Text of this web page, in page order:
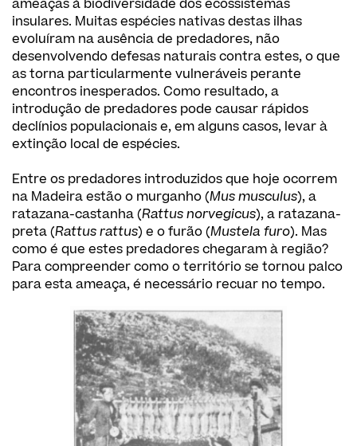
ameaças à biodiversidade dos ecossistemas
insulares. Muitas espécies nativas destas ilhas
evoluíram na ausência de predadores, não
desenvolvendo defesas naturais contra estes, o que
as torna particularmente vulneráveis perante
encontros inesperados. Como resultado, a
introdução de predadores pode causar rápidos
declínios populacionais e, em alguns casos, levar à
extinção local de espécies.
Entre os predadores introduzidos que hoje ocorrem
na Madeira estão o murganho (Mus musculus), a
ratazana-castanha (Rattus norvegicus), a ratazana-
preta (Rattus rattus) e o furão (Mustela furo). Mas
como é que estes predadores chegaram à região?
Para compreender como o território se tornou palco
para esta ameaça, é necessário recuar no tempo.